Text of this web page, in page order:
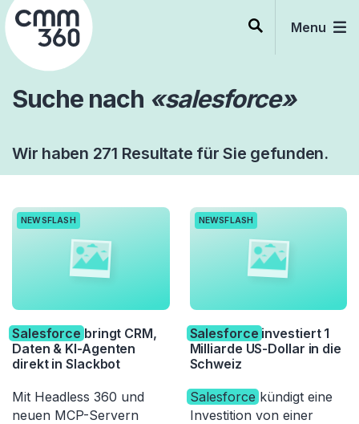
Skip
to
content
Menu
Suche nach «salesforce»
Wir haben 271 Resultate für Sie gefunden.
NEWSFLASH
Salesforce bringt CRM,
Daten & KI-Agenten
direkt in Slackbot
Mit Headless 360 und
neuen MCP-Servern
NEWSFLASH
Salesforce investiert 1
Milliarde US-Dollar in die
Schweiz
Salesforce kündigt eine
Investition von einer